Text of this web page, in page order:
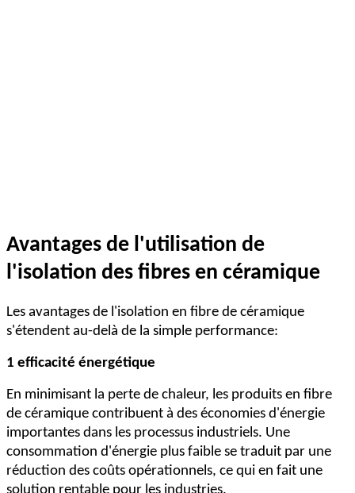
Avantages de l'utilisation de
l'isolation des fibres en céramique
Les avantages de l'isolation en fibre de céramique
s'étendent au-delà de la simple performance:
1 efficacité énergétique
En minimisant la perte de chaleur, les produits en fibre
de céramique contribuent à des économies d'énergie
importantes dans les processus industriels. Une
consommation d'énergie plus faible se traduit par une
réduction des coûts opérationnels, ce qui en fait une